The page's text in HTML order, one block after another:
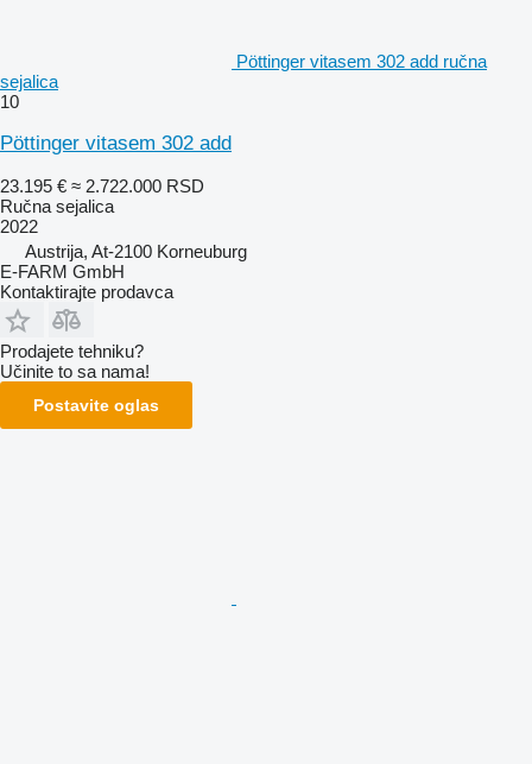
Pöttinger vitasem 302 add ručna
sejalica
10
Pöttinger vitasem 302 add
23.195 € ≈ 2.722.000 RSD
Ručna sejalica
2022
Austrija, At-2100 Korneuburg
E-FARM GmbH
Kontaktirajte prodavca
Prodajete tehniku?
Učinite to sa nama!
Postavite oglas